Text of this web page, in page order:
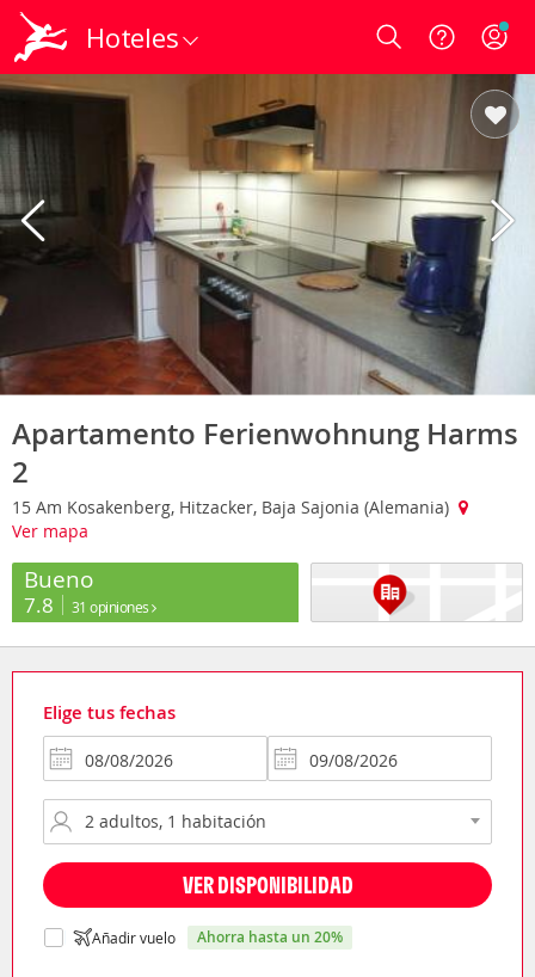
Hoteles Login
Apartamento Ferienwohnung Harms
2
15 Am Kosakenberg, Hitzacker, Baja Sajonia (Alemania)
Ver mapa
Bueno
7.8 31 opiniones
Elige tus fechas
VER DISPONIBILIDAD
Añadir vuelo ahorra hasta un 20%